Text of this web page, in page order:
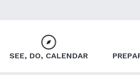
SEE, DO, CALENDAR